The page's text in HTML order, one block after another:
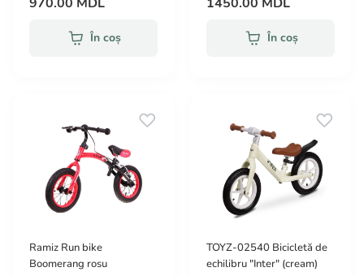
În coș În coș
Ramiz Run bike
Boomerang rosu
TOYZ-02540 Bicicletă de
echilibru "Inter" (cream)